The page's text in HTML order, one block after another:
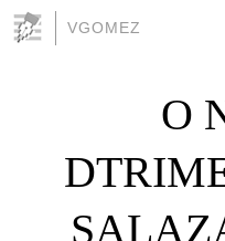
VGOMEZ
O